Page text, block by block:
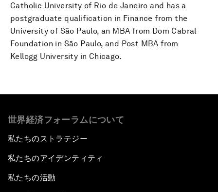
Catholic University of Rio de Janeiro and has a
postgraduate qualification in Finance from the
University of São Paulo, an MBA from Dom Cabral
Foundation in São Paulo, and Post MBA from
Kellogg University in Chicago.
世界経済フォーラムについて
私たちのストラテジー
私たちのアイデンティティ
私たちの活動